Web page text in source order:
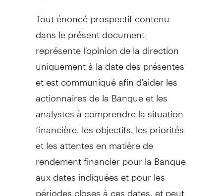
Tout énoncé prospectif contenu
dans le présent document
représente l'opinion de la direction
uniquement à la date des présentes
et est communiqué afin d'aider les
actionnaires de la Banque et les
analystes à comprendre la situation
financière, les objectifs, les priorités
et les attentes en matière de
rendement financier pour la Banque
aux dates indiquées et pour les
périodes closes à ces dates, et peut